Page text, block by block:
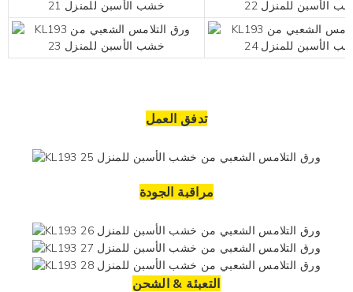
تدفق العمل
مراقبة الجودة
التعبئة & الشحن